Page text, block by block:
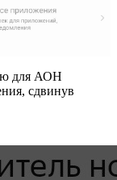
для АОН
сдвинув